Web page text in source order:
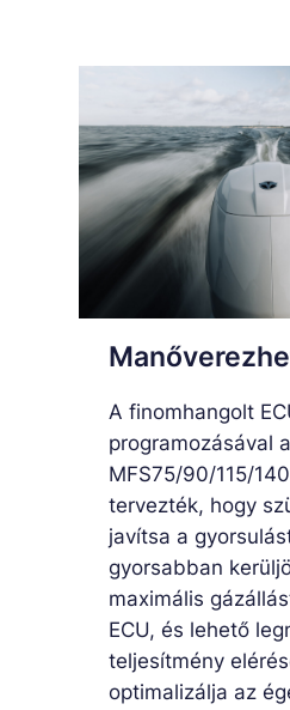
A finomhangolt
programozásával
MFS75/90/115/
tervezték, hogy
javítsa a
gyorsabban
maximális
ECU, és lehető
teljesítmény
optimalizálja az